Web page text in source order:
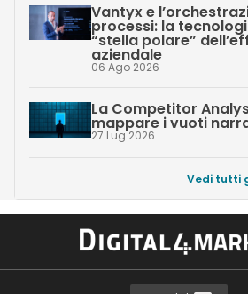
Vantyx e
processi: la
“stella polare”
aziendale
06 Ago 2026
La Competitor
mappare i vuoti
27 Lug 2026
Vedi tutti